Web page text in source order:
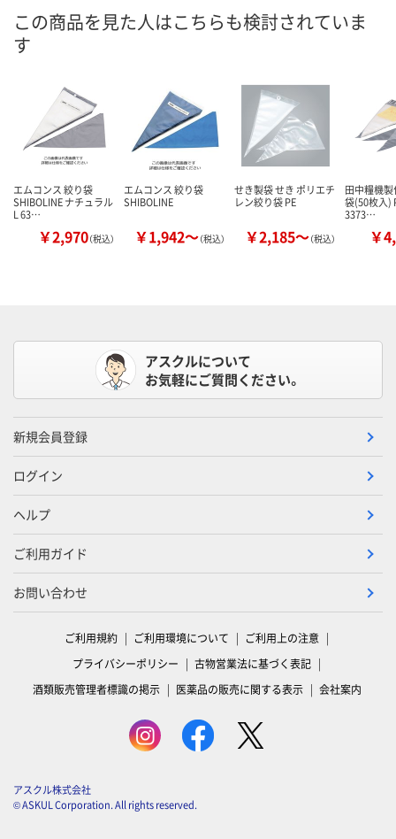
この商品を見た人はこちらも検討されていま
す
エムコンス 絞り袋
SHIBOLINE ナチュラル
L 63…
￥2,970（税込）
エムコンス 絞り袋
SHIBOLINE
￥1,942～（税込）
せき製袋 せき ポリエチ
レン絞り袋 PE
￥2,185～（税込）
田中糧機製
袋(50枚入)
3373…
￥
アスクルについて
お気軽にご質問ください。
新規会員登録
ログイン
ヘルプ
ご利用ガイド
お問い合わせ
ご利用規約 ご利用環境について
ご利用上の注意
プライバシーポリシー
古物営業法に基づく表記
酒類販売管理者標識の掲示
医薬品の販売に関する表示 会社案内
アスクル株式会社
© ASKUL Corporation. All rights reserved.